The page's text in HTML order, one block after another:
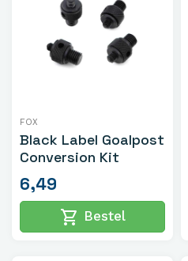
FOX
Black Label Goalpost
Conversion Kit
6,49
shopping_cart Bestel